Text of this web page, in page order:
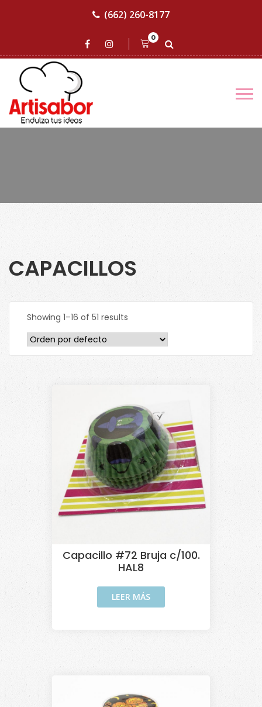
(662) 260-8177
0
CAPACILLOS
Showing 1–16 of 51 results
Capacillo #72 Bruja c/100.
HAL8
LEER MÁS